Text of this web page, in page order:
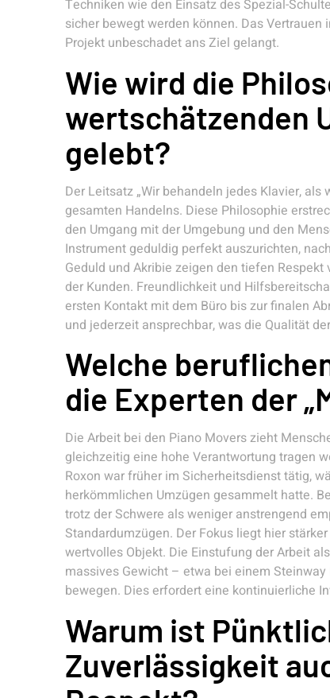
Techniken wie den Einsatz des Spezial-
sicher bewegt werden können. Das
Projekt unbeschadet ans Ziel gelangt.
Wie wird die
wertschätzenden
gelebt?
Der Leitsatz „Wir behandeln jedes Klavier,
gesamten Handelns. Diese Philosophie
den Umgang mit der Umgebung und den
Instrument geduldig perfekt auszurichten,
Geduld und Akribie zeigen den tiefen
der Kunden. Freundlichkeit und
ersten Kontakt mit dem Büro bis zur finalen
und jederzeit ansprechbar, was die Qualität
Welche
die Experten der
Die Arbeit bei den Piano Movers zieht
gleichzeitig eine hohe Verantwortung tragen
Roxon war früher im Sicherheitsdienst tätig,
herkömmlichen Umzügen gesammelt hatte.
trotz der Schwere als weniger anstrengend
Standardumzügen. Der Fokus liegt hier
wertvolles Objekt. Die Einstufung der Arbeit
massives Gewicht – etwa bei einem
bewegen. Dies erfordert eine kontinuierliche
Warum ist
Zuverlässigkeit